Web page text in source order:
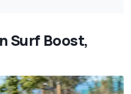
Surf Boost,